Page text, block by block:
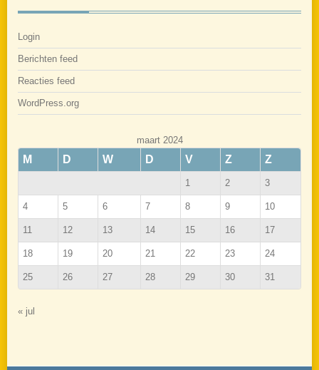
Login
Berichten feed
Reacties feed
WordPress.org
maart 2024
M D W D V Z Z
1 2 3
4 5 6 7 8 9 10
11 12 13 14 15 16 17
18 19 20 21 22 23 24
25 26 27 28 29 30 31
« jul